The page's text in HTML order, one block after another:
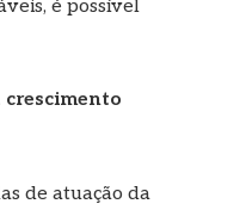
é possível
crescimento
de atuação da